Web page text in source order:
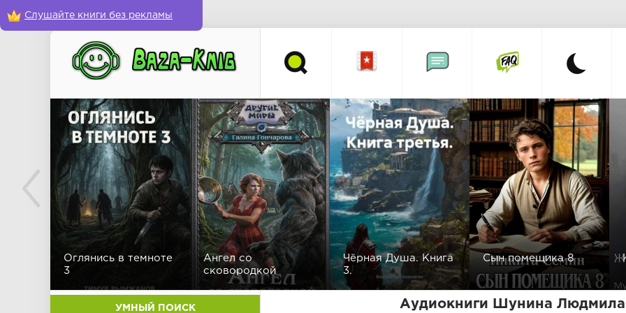
Слушайте книги без рекламы
Оглянись в темноте
3
Ангел со
сковородкой
Чёрная Душа. Книга
3.
Сын помещика 8
УМНЫЙ ПОИСК Аудиокниги Шунина Людмила